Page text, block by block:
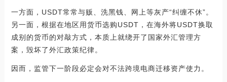
一方面，USDT常常与贩、洗黑钱、网上等灰产“纠缠不休”。
另一面，根据在地区用货币选购USDT，在海外将USDT换取
成别的货币的对敲方式，本质上就绕开了国家外汇管理方
案，毁坏了外汇政策纪律。
因而，监管下一阶段必定会对不法跨境电商迁移资产使力。